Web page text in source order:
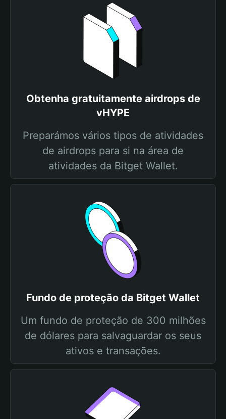
Obtenha gratuitamente airdrops de
vHYPE
Preparámos vários tipos de atividades
de airdrops para si na área de
atividades da Bitget Wallet.
Fundo de proteção da Bitget Wallet
Um fundo de proteção de 300 milhões
de dólares para salvaguardar os seus
ativos e transações.